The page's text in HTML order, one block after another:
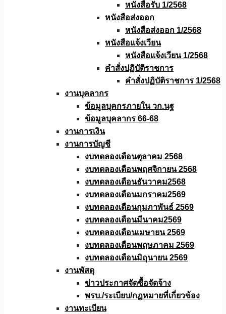
หนังสือรับ 1/2568
หนังสือส่งออก
หนังสือส่งออก 1/2568
หนังสือแจ้งเวียน
หนังสือเเจ้งเวียน 1/2568
คำสั่งปฏิบัติราชการ
คำสั่งปฏิบัติราชการ 1/2568
งานบุคลากร
ข้อมูลบุคกรภายใน วก.นฐ
ข้อมูลบุคลากร 66-68
งานการเงิน
งานการบัญชี
งบทดลองเดือนตุลาคม 2568
งบทดลองเดือนพฤศจิกายน 2568
งบทดลองเดือนธันวาคม2568
งบทดลองเดือนมกราคม2569
งบทดลองเดือนกุมภาพันธ์ 2569
งบทดลองเดือนมีนาคม2569
งบทดลองเดือนเมษายน 2569
งบทดลองเดือนพฤษภาคม 2569
งบทดลองเดือนมิถุนายน 2569
งานพัสดุ
ข่าวประกาศจัดซื้อจัดจ้าง
พรบ./ระเบียบ/กฏหมายที่เกี่ยวข้อง
งานทะเบียน